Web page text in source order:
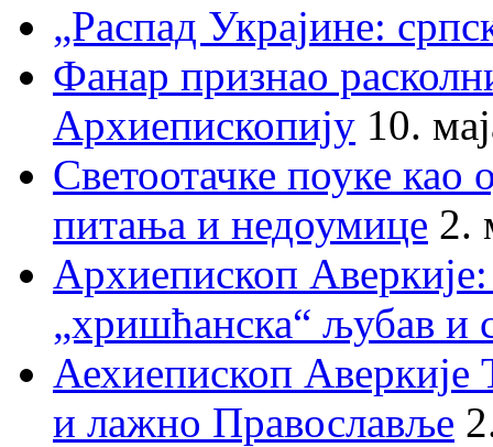
„Распад Украјине:
Фанар признао
Архиепископију 10.
Светоотачке поуке као
питања и недоумице 2.
Архиепископ
„хришћанска“ љубав и
Аехиепископ
и лажно Православље